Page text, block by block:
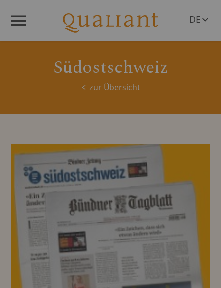
DE
Südostschweiz
zur Übersicht